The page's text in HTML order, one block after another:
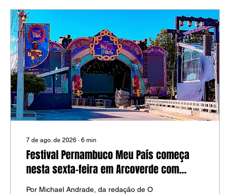
7 de ago. de 2026 ∙ 6 min
Festival Pernambuco Meu País começa
nesta sexta-feira em Arcoverde com
programação em diferentes polos
Por Michael Andrade, da redação de O